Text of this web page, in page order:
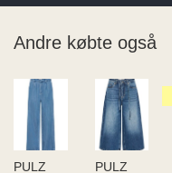
Andre købte også
PULZ PULZ